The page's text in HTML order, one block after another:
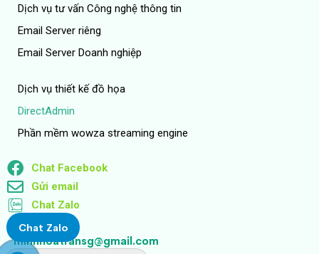
Dịch vụ tư vấn Công nghệ thông tin
Email Server riêng
Email Server Doanh nghiệp
Dịch vụ thiết kế đồ họa
DirectAdmin
Phần mềm wowza streaming engine
Chat Facebook
Gửi email
Chat Zalo
minhhoatransg@gmail.com
Chat Zalo